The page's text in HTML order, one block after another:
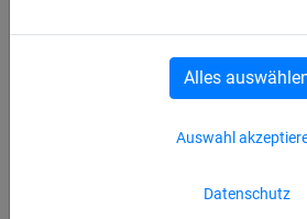
Datenschutz
Auswahl
Alles